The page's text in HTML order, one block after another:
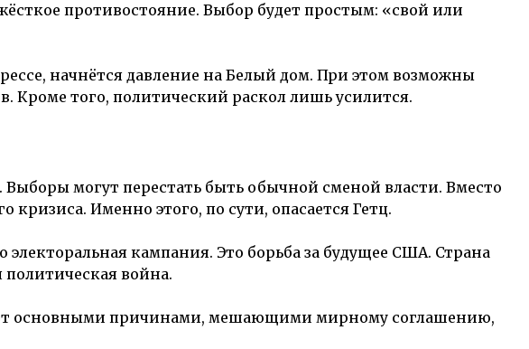
противостояние. Выбор будет простым: «свой или
начнётся давление на Белый дом. При этом возможны
Кроме того, политический раскол лишь усилится.
могут перестать быть обычной сменой власти. Вместо
кризиса. Именно этого, по сути, опасается Гетц.
электоральная кампания. Это борьба за будущее США. Страна
война.
основными причинами, мешающими мирному соглашению,